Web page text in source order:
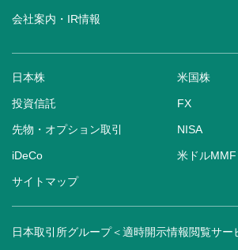
会社案内・IR情報
日本株 米国株
投資信託 FX
先物・オプション取引 NISA
iDeCo 米ドルMMF
サイトマップ
日本取引所グループ＜適時開示情報閲覧サー